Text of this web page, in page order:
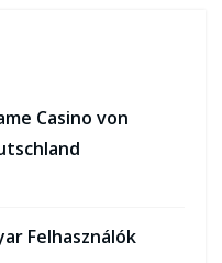
Casino von
Felhasználók